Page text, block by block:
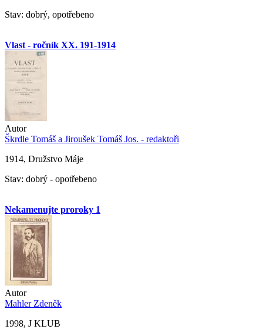
Stav: dobrý, opotřebeno
Vlast - ročník XX. 191-1914
Autor
Škrdle Tomáš a Jiroušek Tomáš Jos. - redaktoři
1914, Družstvo Máje
Stav: dobrý - opotřebeno
Nekamenujte proroky 1
Autor
Mahler Zdeněk
1998, J KLUB